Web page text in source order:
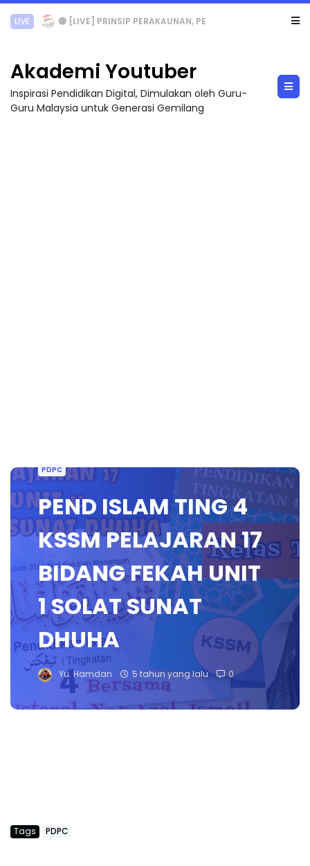
TRANSFORMASI DIGITAL GURU SIRI 7 : PAHLAWAN DIGITAL PENYELAMAT DUNIA
Akademi Youtuber
Inspirasi Pendidikan Digital, Dimulakan oleh Guru-
Guru Malaysia untuk Generasi Gemilang
PDPC
PEND ISLAM TING 4
KSSM PELAJARAN 17
BIDANG FEKAH UNIT
1 SOLAT SUNAT
DHUHA
Yu. Hamdan 5 tahun yang lalu 0
Tags PDPC